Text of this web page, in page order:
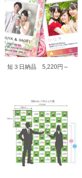
短３日納品 5,220円～